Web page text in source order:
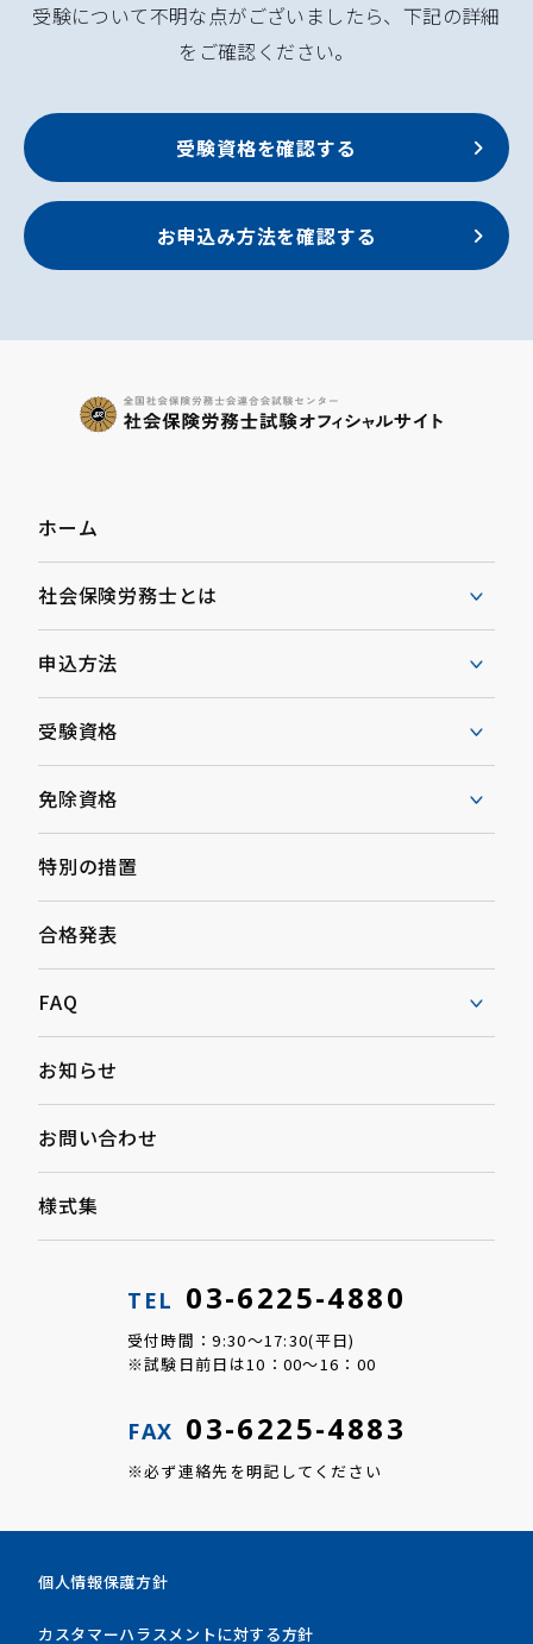
受験について不明な点がございましたら、下記の詳細
をご確認ください。
受験資格を確認する
お申込み方法を確認する
ホーム
社会保険労務士とは
申込方法
受験資格
免除資格
特別の措置
合格発表
FAQ
お知らせ
お問い合わせ
様式集
TEL 03-6225-4880
受付時間：9:30～17:30(平日)
※試験日前日は10：00～16：00
FAX 03-6225-4883
※必ず連絡先を明記してください
個人情報保護方針
カスタマーハラスメントに対する方針